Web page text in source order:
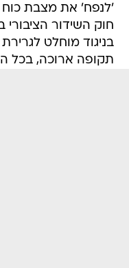
'לנפח' את מצבת כוח
חוק השידור
בניגוד מוחלט
תקופה ארוכה, בכל